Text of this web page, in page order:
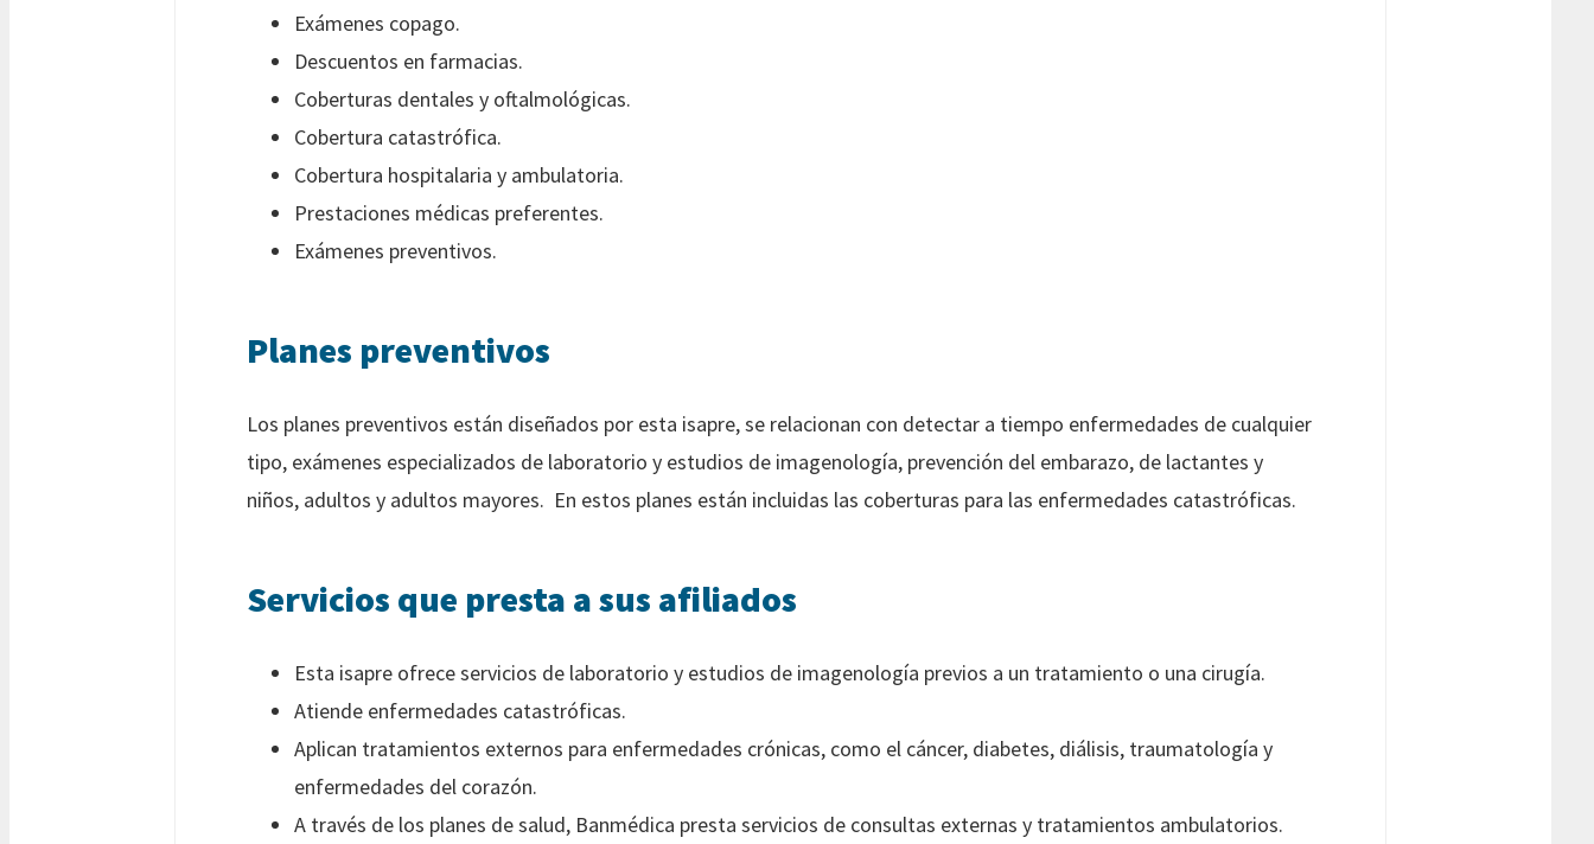
Exámenes copago.
Descuentos en farmacias.
Coberturas dentales y oftalmológicas.
Cobertura catastrófica.
Cobertura hospitalaria y ambulatoria.
Prestaciones médicas preferentes.
Exámenes preventivos.
Planes preventivos
Los planes preventivos están diseñados por esta isapre, se relacionan con detectar a tiempo enfermedades de cualquier
tipo, exámenes especializados de laboratorio y estudios de imagenología, prevención del embarazo, de lactantes y
niños, adultos y adultos mayores. En estos planes están incluidas las coberturas para las enfermedades catastróficas.
Servicios que presta a sus afiliados
Esta isapre ofrece servicios de laboratorio y estudios de imagenología previos a un tratamiento o una cirugía.
Atiende enfermedades catastróficas.
Aplican tratamientos externos para enfermedades crónicas, como el cáncer, diabetes, diálisis, traumatología y
enfermedades del corazón.
A través de los planes de salud, Banmédica presta servicios de consultas externas y tratamientos ambulatorios.